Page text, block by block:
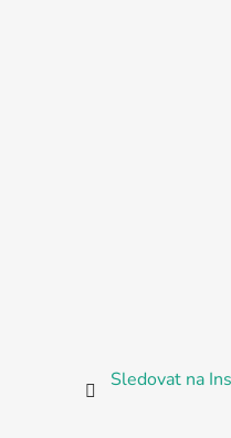
Sledovat na